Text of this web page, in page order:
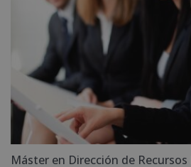
Máster en Dirección de